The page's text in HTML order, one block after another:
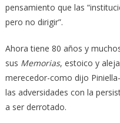
pensamiento que las
pero no dirigir”.
Ahora tiene 80 años y
sus Memorias, estoico y
merecedor-como dijo
las adversidades con la
a ser derrotado.